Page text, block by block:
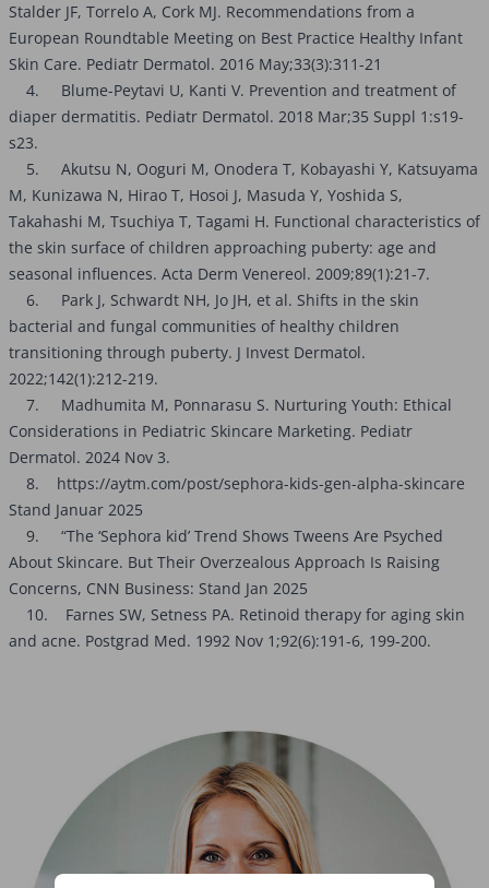
Stalder JF, Torrelo A, Cork MJ. Recommendations from a
European Roundtable Meeting on Best Practice Healthy Infant
Skin Care. Pediatr Dermatol. 2016 May;33(3):311-21
4. Blume-Peytavi U, Kanti V. Prevention and treatment of
diaper dermatitis. Pediatr Dermatol. 2018 Mar;35 Suppl 1:s19-
s23.
5. Akutsu N, Ooguri M, Onodera T, Kobayashi Y, Katsuyama
M, Kunizawa N, Hirao T, Hosoi J, Masuda Y, Yoshida S,
Takahashi M, Tsuchiya T, Tagami H. Functional characteristics of
the skin surface of children approaching puberty: age and
seasonal influences. Acta Derm Venereol. 2009;89(1):21-7.
6. Park J, Schwardt NH, Jo JH, et al. Shifts in the skin
bacterial and fungal communities of healthy children
transitioning through puberty. J Invest Dermatol.
2022;142(1):212-219.
7. Madhumita M, Ponnarasu S. Nurturing Youth: Ethical
Considerations in Pediatric Skincare Marketing. Pediatr
Dermatol. 2024 Nov 3.
8. https://aytm.com/post/sephora-kids-gen-alpha-skincare
Stand Januar 2025
9. “The ‘Sephora kid’ Trend Shows Tweens Are Psyched
About Skincare. But Their Overzealous Approach Is Raising
Concerns, CNN Business: Stand Jan 2025
10. Farnes SW, Setness PA. Retinoid therapy for aging skin
and acne. Postgrad Med. 1992 Nov 1;92(6):191-6, 199-200.